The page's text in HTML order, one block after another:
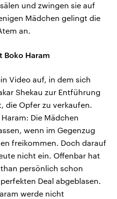
und zwingen sie auf
Mädchen gelingt die
an.
Boko Haram
Video auf, in dem sich
Shekau zur Entführung
die Opfer zu verkaufen.
Die Mädchen
wenn im Gegenzug
freikommen. Doch darauf
nicht ein. Offenbar hat
persönlich schon
Deal abgeblasen.
werde nicht